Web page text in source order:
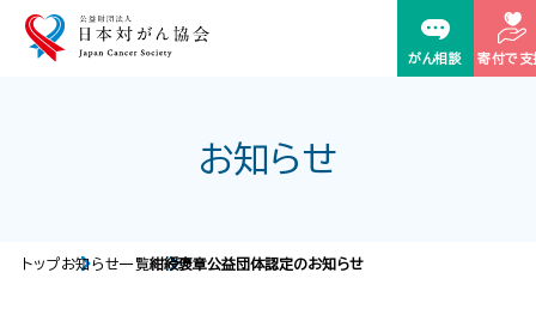
がん相談 寄付で支
お知らせ
トップお知らせ一覧紺綬褒章公益団体認定のお知らせ